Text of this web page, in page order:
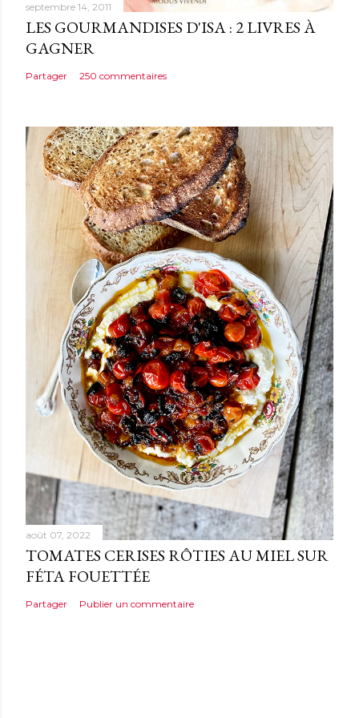
septembre 14, 2011
LES GOURMANDISES D'ISA : 2 LIVRES À
GAGNER
Partager 250 commentaires
août 07, 2022
TOMATES CERISES RÔTIES AU MIEL SUR
FÉTA FOUETTÉE
Partager Publier un commentaire